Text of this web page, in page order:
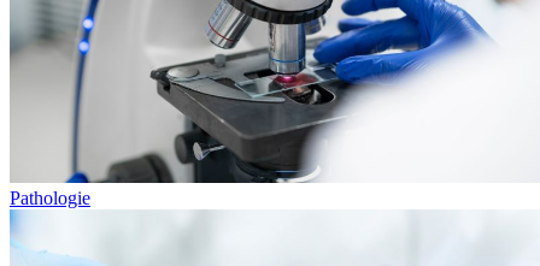
Pathologie